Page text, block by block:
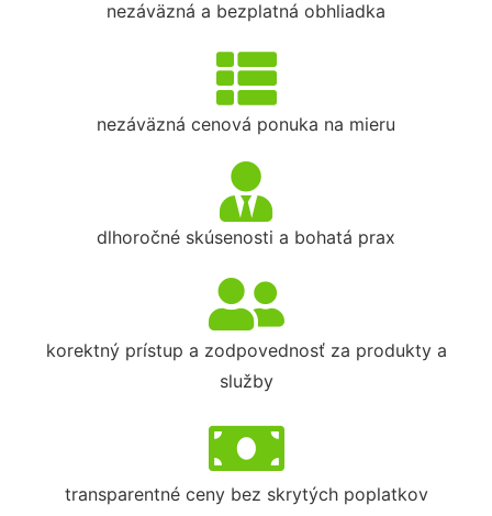
nezáväzná a bezplatná obhliadka
nezáväzná cenová ponuka na mieru
dlhoročné skúsenosti a bohatá prax
korektný prístup a zodpovednosť za produkty a
služby
transparentné ceny bez skrytých poplatkov